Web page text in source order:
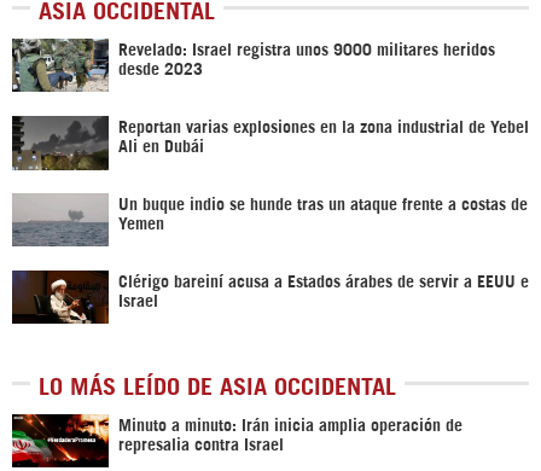
ASIA OCCIDENTAL
Revelado: Israel registra unos 9000 militares heridos
desde 2023
Reportan varias explosiones en la zona industrial de Yebel
Ali en Dubái
Un buque indio se hunde tras un ataque frente a costas de
Yemen
Clérigo bareiní acusa a Estados árabes de servir a EEUU e
Israel
LO MÁS LEÍDO DE ASIA OCCIDENTAL
Minuto a minuto: Irán inicia amplia operación de
represalia contra Israel